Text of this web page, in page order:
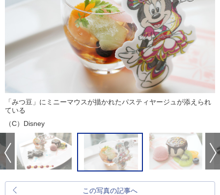
「みつ豆」にミニーマウスが描かれたパスティヤージュが添えられ
ている
（C）Disney
この写真の記事へ